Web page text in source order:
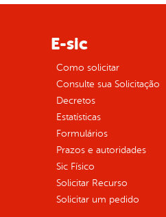
E-sic
Como solicitar
Consulte sua Solicitação
Decretos
Estatísticas
Formulários
Prazos e autoridades
Sic Físico
Solicitar Recurso
Solicitar um pedido